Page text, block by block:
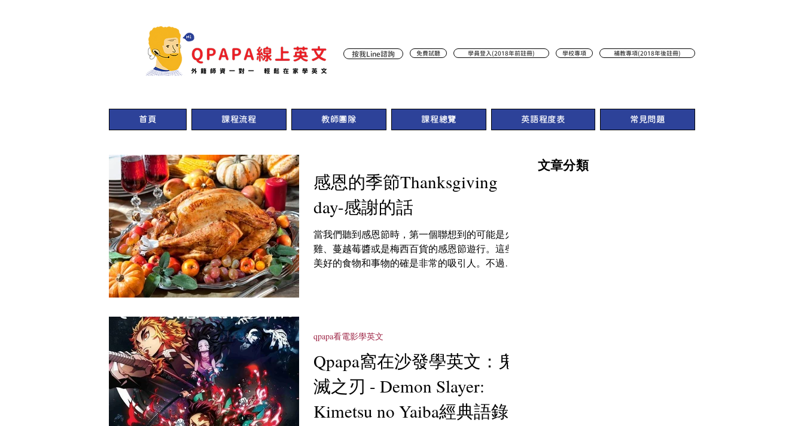
按我Line諮詢 免費試聽 學員登入(2018年前註冊) 學校專項 補教專項(2018年後註冊)
首頁 課程流程 教師團隊 課程總覽 英語程度表 常見問題
感恩的季節Thanksgiving
day-感謝的話
當我們聽到感恩節時，第一個聯想到的可能是火
雞、蔓越莓醬或是梅西百貨的感恩節遊行。這些
美好的食物和事物的確是非常的吸引人。不過這
Qpapa窩在沙發學英文：鬼
滅之刃 - Demon Slayer:
Kimetsu no Yaiba經典語錄
qpapa看電影學英文
文章分類